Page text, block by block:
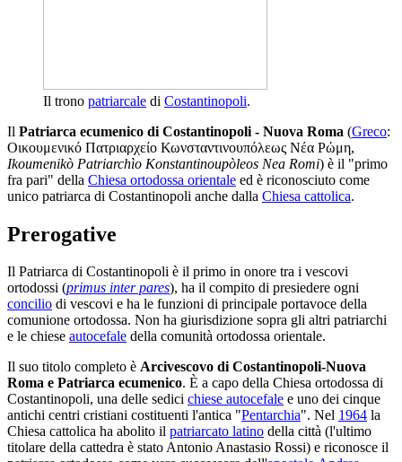
Il trono patriarcale di Costantinopoli.
Il Patriarca ecumenico di Costantinopoli - Nuova Roma (Greco:
Οικουμενικό Πατριαρχείο Κωνσταντινουπόλεως Nέα Ρώμη,
Ikoumenikò Patriarchìo Konstantinoupòleos Nea Romi) è il "primo
fra pari" della Chiesa ortodossa orientale ed è riconosciuto come
unico patriarca di Costantinopoli anche dalla Chiesa cattolica.
Prerogative
Il Patriarca di Costantinopoli è il primo in onore tra i vescovi
ortodossi (primus inter pares), ha il compito di presiedere ogni
concilio di vescovi e ha le funzioni di principale portavoce della
comunione ortodossa. Non ha giurisdizione sopra gli altri patriarchi
e le chiese autocefale della comunità ortodossa orientale.
Il suo titolo completo è Arcivescovo di Costantinopoli-Nuova
Roma e Patriarca ecumenico. È a capo della Chiesa ortodossa di
Costantinopoli, una delle sedici chiese autocefale e uno dei cinque
antichi centri cristiani costituenti l'antica "Pentarchia". Nel 1964 la
Chiesa cattolica ha abolito il patriarcato latino della città (l'ultimo
titolare della cattedra è stato Antonio Anastasio Rossi) e riconosce il